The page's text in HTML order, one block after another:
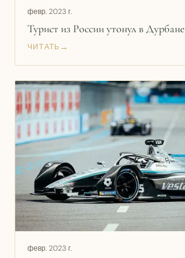
февр. 2023 г.
Турист из России утонул в Дурбане
ЧИТАТЬ →
февр. 2023 г.